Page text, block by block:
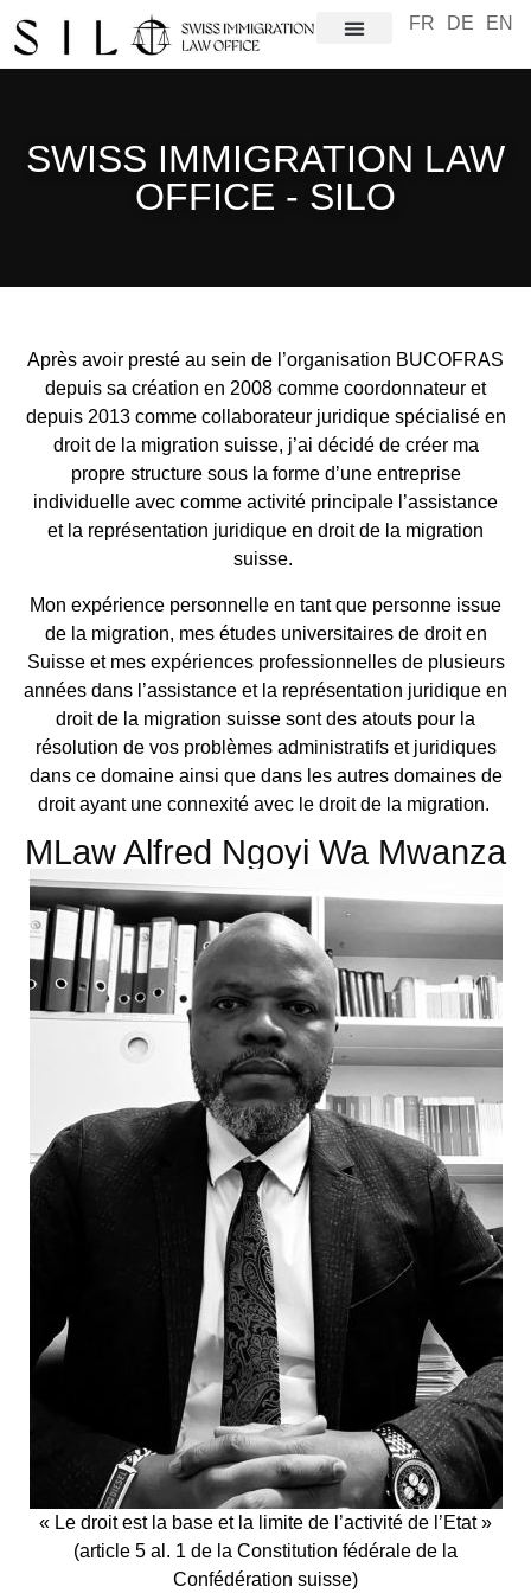
FR DE EN
SWISS IMMIGRATION LAW
OFFICE - SILO
Après avoir presté au sein de l’organisation BUCOFRAS
depuis sa création en 2008 comme coordonnateur et
depuis 2013 comme collaborateur juridique spécialisé en
droit de la migration suisse, j’ai décidé de créer ma
propre structure sous la forme d’une entreprise
individuelle avec comme activité principale l’assistance
et la représentation juridique en droit de la migration
suisse.
Mon expérience personnelle en tant que personne issue
de la migration, mes études universitaires de droit en
Suisse et mes expériences professionnelles de plusieurs
années dans l’assistance et la représentation juridique en
droit de la migration suisse sont des atouts pour la
résolution de vos problèmes administratifs et juridiques
dans ce domaine ainsi que dans les autres domaines de
droit ayant une connexité avec le droit de la migration.
MLaw Alfred Ngoyi Wa Mwanza
« Le droit est la base et la limite de l’activité de l’Etat »
(article 5 al. 1 de la Constitution fédérale de la
Confédération suisse)